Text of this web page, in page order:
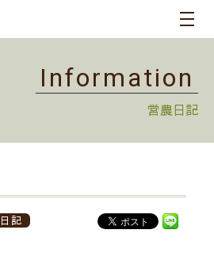
Information
営農日記
記